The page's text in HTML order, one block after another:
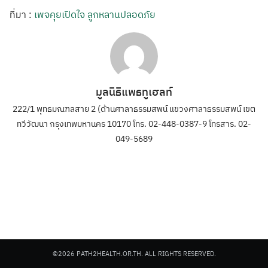
ที่มา : เพจคุยเปิดใจ ลูกหลานปลอดภัย
มูลนิธิแพธทูเฮลท์
222/1 พุทธมณฑลสาย 2 (ด้านศาลาธรรมสพน์ แขวงศาลาธรรมสพน์ เขต
ทวีวัฒนา กรุงเทพมหานคร 10170 โทร. 02-448-0387-9 โทรสาร. 02-
049-5689
©2026 PATH2HEALTH.OR.TH. ALL RIGHTS RESERVED.